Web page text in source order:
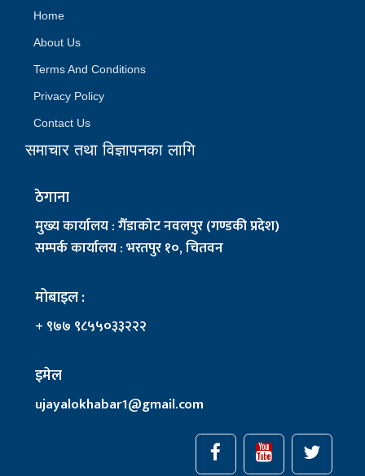
Home
About Us
Terms And Conditions
Privacy Policy
Contact Us
समाचार तथा विज्ञापनका लागि
ठेगाना
मुख्य कार्यालय : गैँडाकोट नवलपुर (गण्डकी प्रदेश)
सम्पर्क कार्यालय : भरतपुर १०, चितवन
मोबाइल :
+ ९७७ ९८५५०३३२२२
इमेल
ujayalokhabar1@gmail.com